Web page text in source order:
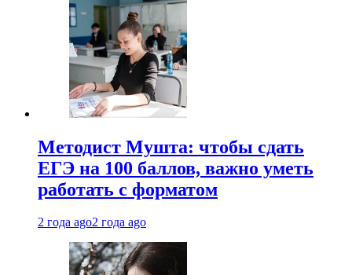
Методист Мушта: чтобы сдать
ЕГЭ на 100 баллов, важно уметь
работать с форматом
2 года ago2 года ago